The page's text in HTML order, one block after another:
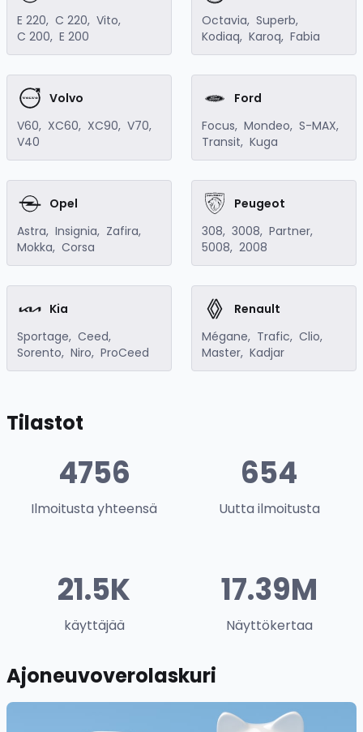
E 220, C 220, Vito,
C 200, E 200
Octavia, Superb,
Kodiaq, Karoq, Fabia
Volvo
V60, XC60, XC90, V70,
V40
Ford
Focus, Mondeo, S-MAX,
Transit, Kuga
Opel
Astra, Insignia, Zafira,
Mokka, Corsa
Peugeot
308, 3008, Partner,
5008, 2008
Kia
Sportage, Ceed,
Sorento, Niro, ProCeed
Renault
Mégane, Trafic, Clio,
Master, Kadjar
Tilastot
4756
Ilmoitusta yhteensä
654
Uutta ilmoitusta
21.5K
käyttäjää
17.39M
Näyttökertaa
Ajoneuvoverolaskuri